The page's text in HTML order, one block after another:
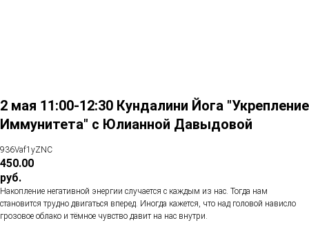
2 мая 11:00-12:30 Кундалини Йога "Укрепление
Иммунитета" с Юлианной Давыдовой
936Vaf1yZNC
450.00
руб.
Накопление негативной энергии случается с каждым из нас. Тогда нам
становится трудно двигаться вперед. Иногда кажется, что над головой нависло
грозовое облако и тёмное чувство давит на нас внутри.